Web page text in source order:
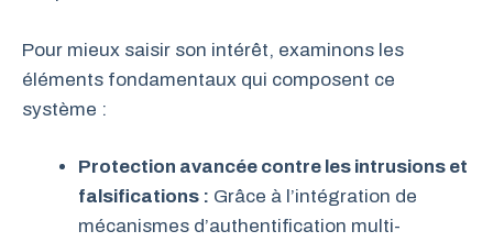
Pour mieux saisir son intérêt, examinons les
éléments fondamentaux qui composent ce
système :
Protection avancée contre les intrusions et
falsifications : Grâce à l’intégration de
mécanismes d’authentification multi-